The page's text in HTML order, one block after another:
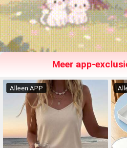
Meer app-
Alleen APP